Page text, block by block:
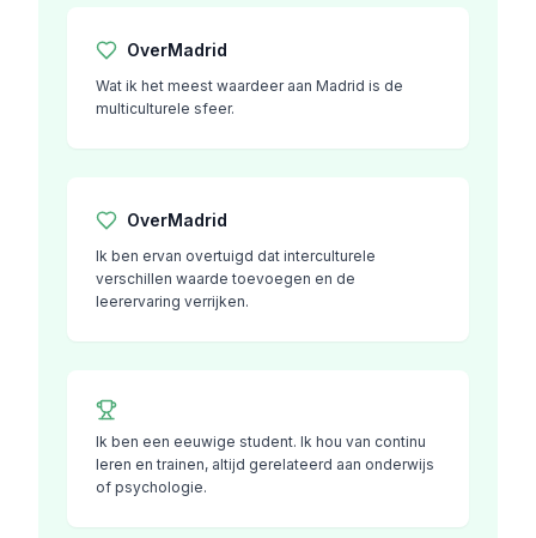
OverMadrid
Wat ik het meest waardeer aan Madrid is de
multiculturele sfeer.
OverMadrid
Ik ben ervan overtuigd dat interculturele
verschillen waarde toevoegen en de
leerervaring verrijken.
Ik ben een eeuwige student. Ik hou van continu
leren en trainen, altijd gerelateerd aan onderwijs
of psychologie.